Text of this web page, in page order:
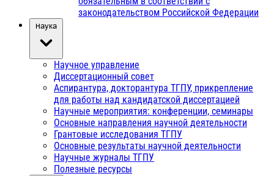
законодательством Российской Федерации
Наука
Научное управление
Диссертационный совет
Аспирантура, докторантура ТГПУ, прикрепление
для работы над кандидатской диссертацией
Научные мероприятия: конференции, семинары
Основные направления научной деятельности
Грантовые исследования ТГПУ
Основные результаты научной деятельности
Научные журналы ТГПУ
Полезные ресурсы